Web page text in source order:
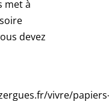
met à
devez
vivre/